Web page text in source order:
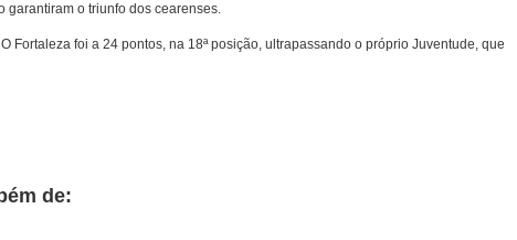
garantiram o triunfo dos cearenses.
Fortaleza foi a 24 pontos, na 18ª posição, ultrapassando o próprio Juventude, que
de: